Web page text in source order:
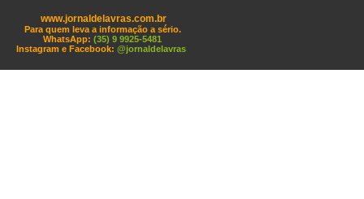
www.jornaldelavras.com.br
Para quem leva a informação a sério.
WhatsApp: (35) 9 9925-5481
Instagram e Facebook: @jornaldelavras